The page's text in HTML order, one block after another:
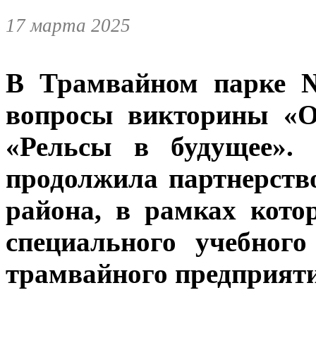
17 марта 2025
В Трамвайном парке
вопросы викторины
«Рельсы в будущее».
продолжила
района, в рамках
специального
трамвайного